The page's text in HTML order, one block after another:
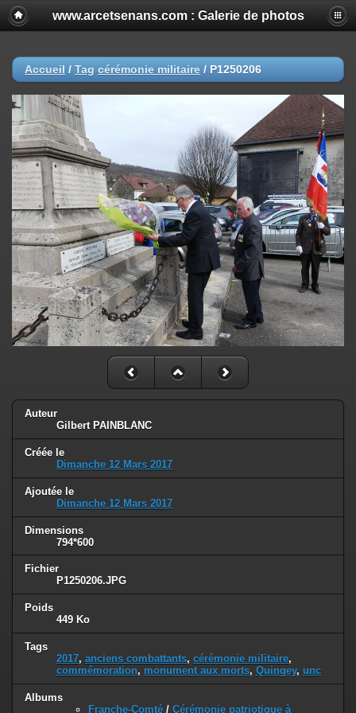
www.arcetsenans.com : Galerie de photos
Accueil / Tag cérémonie militaire / P1250206
Auteur
Gilbert PAINBLANC
Créée le
Dimanche 12 Mars 2017
Ajoutée le
Dimanche 12 Mars 2017
Dimensions
794*600
Fichier
P1250206.JPG
Poids
449 Ko
Tags
2017, anciens combattants, cérémonie militaire,
commémoration, monument aux morts, Quingey, unc
Albums
Franche-Comté / Cérémonie patriotique à